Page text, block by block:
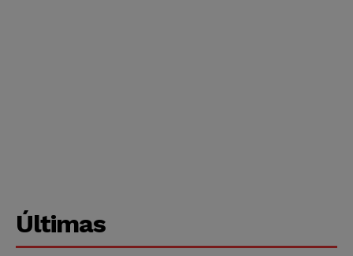
Últimas